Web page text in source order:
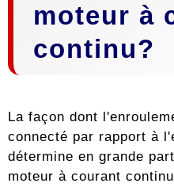
moteur à
continu?
La façon dont
connecté par rapport à
détermine en grande
moteur à courant